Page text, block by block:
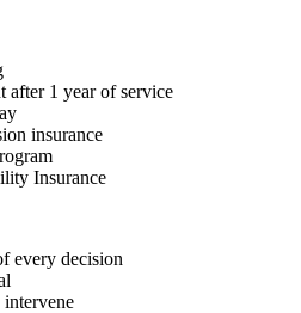
after 1 year of service
insurance
Insurance
every decision
intervene